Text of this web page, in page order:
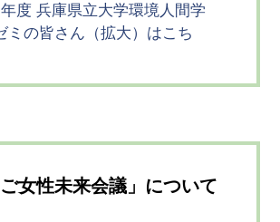
度 兵庫県立大学環境人間学
ミの皆さん（拡大）はこち
ご女性未来会議」について